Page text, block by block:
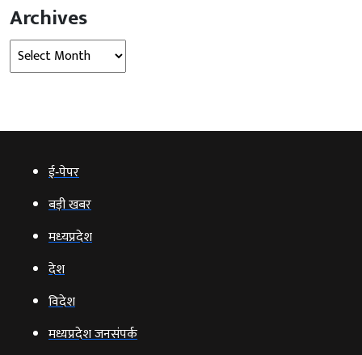
Archives
Archives
ई‑पेपर
बड़ी खबर
मध्‍यप्रदेश
देश
विदेश
मध्यप्रदेश जनसंपर्क